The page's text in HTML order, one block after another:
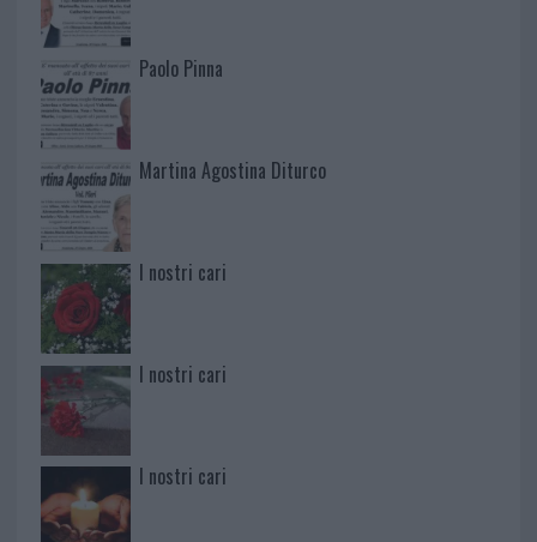
Paolo Pinna
Martina Agostina Diturco
I nostri cari
I nostri cari
I nostri cari